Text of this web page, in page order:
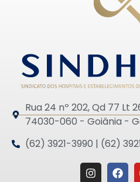
Rua 24 nº 202, Qd 77 Lt
74030-060 - Goiânia -
(62) 3921-3990 | (62)